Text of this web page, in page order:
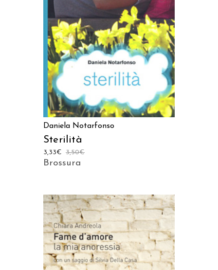
LEGGI TUTTO
Daniela Notarfonso
Sterilità
3,50€
3,33€
Brossura